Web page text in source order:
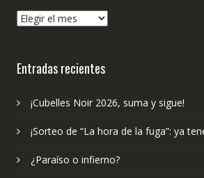
¿Qué
Entradas recientes
¡Cubelles Noir 2026, suma y sigue!
¡Sorteo de “La hora de la fuga”: ya
¿Paraíso o infierno?